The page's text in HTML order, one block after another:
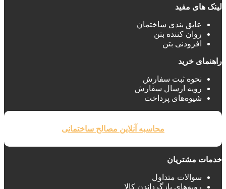
لینک های مفید
عایق بندی ساختمان‌
روان کننده بتن
افزودنی بتن
راهنمای خرید
نحوه ثبت سفارش
رویه ارسال سفارش
شیوه‌های پرداخت
محاسبه آنلاین مصالح ساختمانی
خدمات مشتریان
سوالات متداول
رویه‌های بازگرداندن کالا